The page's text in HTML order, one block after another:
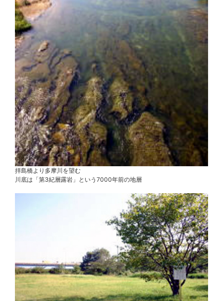
拝島橋より多摩川を望む
川底は「第3紀層露岩」という7000年前の地層